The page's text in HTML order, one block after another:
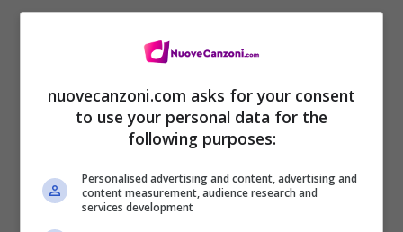
Dopo l’immagine della copertina frontale,
potete leggere i titoli di tutti i brani
contenuti in quest’album, che risulta essere
uno dei più coraggiosi e originali che la
Blige abbia mai realizzato. Cliccando sui
rispettivi link, potete ascoltare ogni singolo
nuovecanzoni.com asks for your consent
to use your personal data for the
following purposes:
Personalised advertising and content, advertising and
content measurement, audience research and
services development